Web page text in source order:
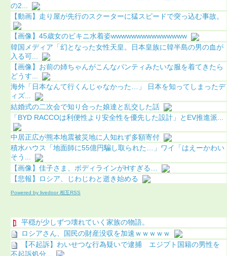
の2...
【動画】走り屋が先行のスクーターに猛スピードで突っ込む事故。
【画像】45歳女のビキニ水着姿wwwwwwwwwwwwwww
韓国メディア「幻となった女性天皇。日本皇族に韓半島の男の血が
入る可...
【画像】お前の姉ちゃんがこんなパンティみたいな服を着てきたら
どうす...
海外「日本なんて行くんじゃなかった…」 日本を知ってしまったデ
ィズ...
結婚式の二次会で知り合った娘達と乱交した話
「BYD RACCOは利便性より安全性を優先した設計」とEV推進派...
中居正広が熊本地震被災地に人知れず多額寄付
積水ハウス「地面師に55億円騙し取られた…」ワイ「はえーかわい
そう...
【画像】佳子さま、ボディラインがHすぎる…
【悲報】ロシア、じわじわと逝き始める
Powered by livedoor 相互RSS
平穏が少しずつ壊れていく家族の物語。
ロシアさん、国民の財産没収を加速ｗｗｗｗｗ
【不起訴】わいせつな行為疑いで逮捕 エジプト国籍の男性を
不起訴処分...